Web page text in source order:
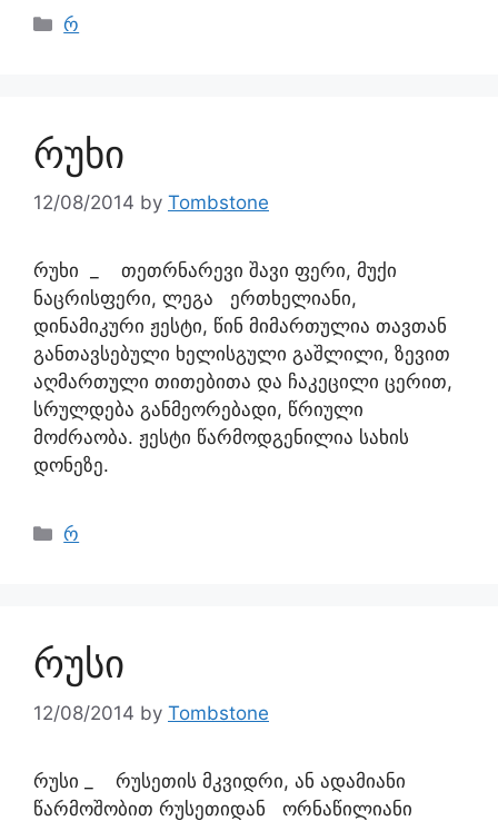
რ
რუხი
12/08/2014 by Tombstone
რუხი _ თეთრნარევი შავი ფერი, მუქი
ნაცრისფერი, ლეგა ერთხელიანი,
დინამიკური ჟესტი, წინ მიმართულია თავთან
განთავსებული ხელისგული გაშლილი, ზევით
აღმართული თითებითა და ჩაკეცილი ცერით,
სრულდება განმეორებადი, წრიული
მოძრაობა. ჟესტი წარმოდგენილია სახის
დონეზე.
რ
რუსი
12/08/2014 by Tombstone
რუსი _ რუსეთის მკვიდრი, ან ადამიანი
წარმოშობით რუსეთიდან ორნაწილიანი